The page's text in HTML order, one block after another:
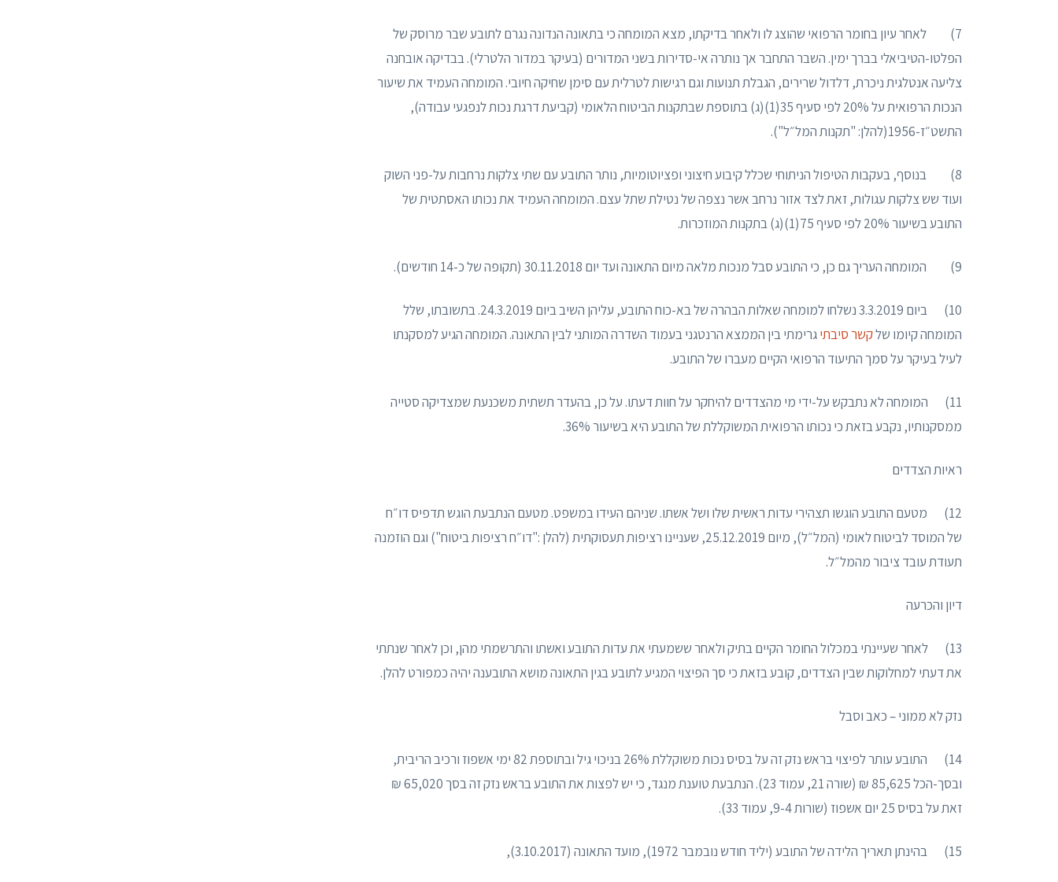
7) לאחר עיון בחומר הרפואי שהוצג לו ולאחר בדיקתו, מצא המומחה כי בתאונה הנדונה נגרם לתובע שבר מרוסק של
הפלטו-הטיביאלי בברך ימין. השבר התחבר אך נותרה אי-סדירות בשני המדורים (בעיקר במדור הלטרלי). בבדיקה אובחנה
צליעה אנטלגית ניכרת, דלדול שרירים, הגבלת תנועות וגם רגישות לטרלית עם סימן שחיקה חיובי. המומחה העמיד את שיעור
הנכות הרפואית על 20% לפי סעיף 35(1)(ג) בתוספת שבתקנות הביטוח הלאומי (קביעת דרגת נכות לנפגעי עבודה),
התשט״ז-1956(להלן: "תקנות המל״ל").
8) בנוסף, בעקבות הטיפול הניתוחי שכלל קיבוע חיצוני ופציוטומיות, נותר התובע עם שתי צלקות נרחבות על-פני השוק
ועוד שש צלקות עגולות, זאת לצד אזור נרחב אשר נצפה של נטילת שתל עצם. המומחה העמיד את נכותו האסתטית של
התובע בשיעור 20% לפי סעיף 75(1)(ג) בתקנות המוזכרות.
9) המומחה העריך גם כן, כי התובע סבל מנכות מלאה מיום התאונה ועד יום 30.11.2018 (תקופה של כ-14 חודשים).
10) ביום 3.3.2019 נשלחו למומחה שאלות הבהרה של בא-כוח התובע, עליהן השיב ביום 24.3.2019. בתשובתו, שלל
המומחה קיומו שלקשר סיבתיגרימתי בין הממצא הרנטגני בעמוד השדרה המותני לבין התאונה. המומחה הגיע למסקנתו
לעיל בעיקר על סמך התיעוד הרפואי הקיים מעברו של התובע.
11) המומחה לא נתבקש על-ידי מי מהצדדים להיחקר על חוות דעתו. על כן, בהעדר תשתית משכנעת שמצדיקה סטייה
ממסקנותיו, נקבע בזאת כי נכותו הרפואית המשוקללת של התובע היא בשיעור 36%.
ראיות הצדדים
12) מטעם התובע הוגשו תצהירי עדות ראשית שלו ושל אשתו. שניהם העידו במשפט. מטעם הנתבעת הוגש תדפיס דו״ח
של המוסד לביטוח לאומי (המל״ל), מיום 25.12.2019, שעניינו רציפות תעסוקתית (להלן :"דו״ח רציפות ביטוח") וגם הוזמנה
תעודת עובד ציבור מהמל״ל.
דיון והכרעה
13) לאחר שעיינתי במכלול החומר הקיים בתיק ולאחר ששמעתי את עדות התובע ואשתו והתרשמתי מהן, וכן לאחר שנתתי
את דעתי למחלוקות שבין הצדדים, קובע בזאת כי סך הפיצוי המגיע לתובע בגין התאונה מושא התובענה יהיה כמפורט להלן.
נזק לא ממוני – כאב וסבל
14) התובע עותר לפיצוי בראש נזק זה על בסיס נכות משוקללת 26% בניכוי גיל ובתוספת 82 ימי אשפוז ורכיב הריבית,
ובסך-הכל 85,625 ₪ (שורה 21, עמוד 23). הנתבעת טוענת מנגד, כי יש לפצות את התובע בראש נזק זה בסך 65,020 ₪
זאת על בסיס 25 יום אשפוז (שורות 9-4, עמוד 33).
15) בהינתן תאריך הלידה של התובע (יליד חודש נובמבר 1972), מועד התאונה (3.10.2017),